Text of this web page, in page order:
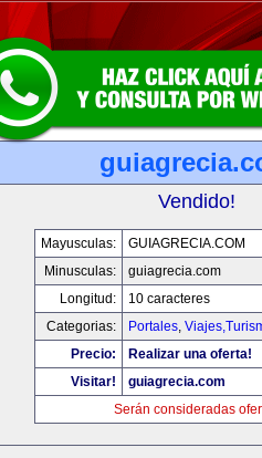
Vendido!
Mayusculas:
GUIAGRECIA.COM
Minusculas:
guiagrecia.com
Longitud:
10 caracteres
Categorias:
Portales,
Precio:
Realizar una oferta!
Visitar!
guiagrecia.com
Serán consideradas